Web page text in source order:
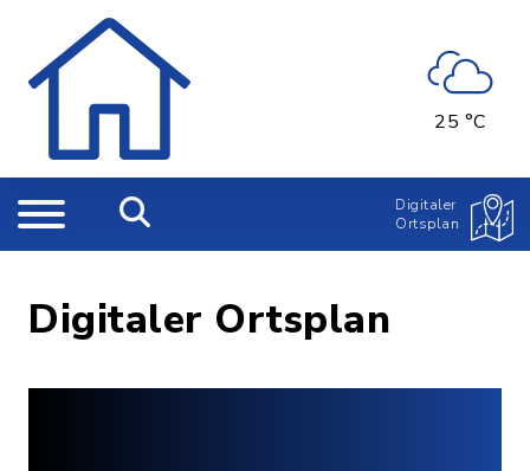
25 °C
Digitaler
Ortsplan
Digitaler Ortsplan